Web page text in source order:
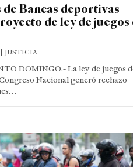
Bancas deportivas
de ley de juegos
| JUSTICIA
DOMINGO.- La ley de juegos
Nacional generó rechazo